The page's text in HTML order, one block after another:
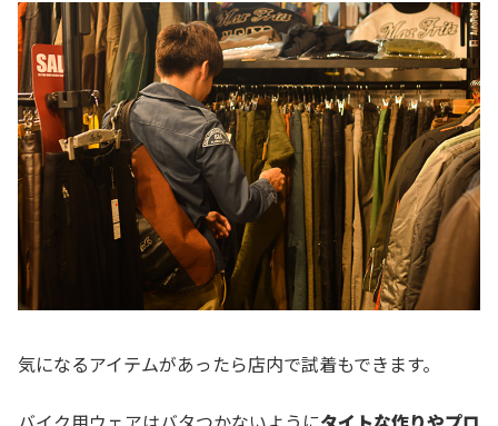
気になるアイテムがあったら店内で試着もできます。